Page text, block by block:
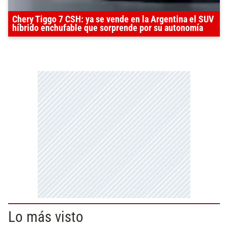
Chery Tiggo 7 CSH: ya se vende en la Argentina el SUV
híbrido enchufable que sorprende por su autonomía
Lo más visto